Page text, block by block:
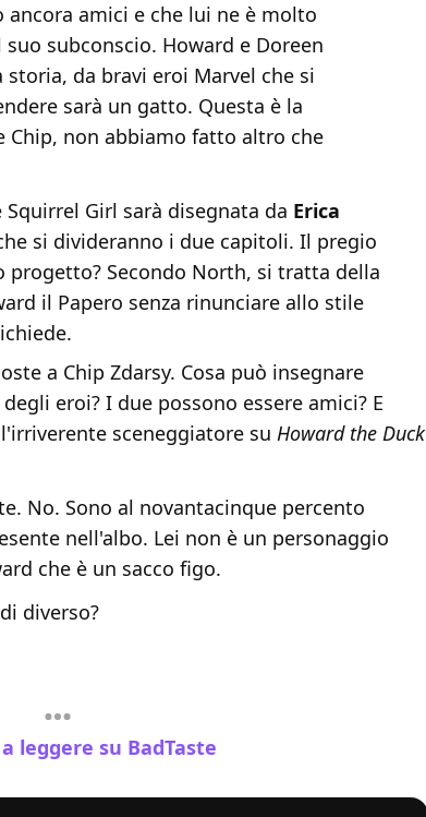
ancora amici e che lui ne è molto
subconscio. Howard e Doreen
da bravi eroi Marvel che si
sarà un gatto. Questa è la
Chip, non abbiamo fatto altro che
Girl sarà disegnata da Erica
si divideranno i due capitoli. Il pregio
Secondo North, si tratta della
il Papero senza rinunciare allo stile
a Chip Zdarsy. Cosa può insegnare
eroi? I due possono essere amici? E
sceneggiatore su Howard the Duck
No. Sono al novantacinque percento
nell'albo. Lei non è un personaggio
che è un sacco figo.
diverso?
leggere su BadTaste